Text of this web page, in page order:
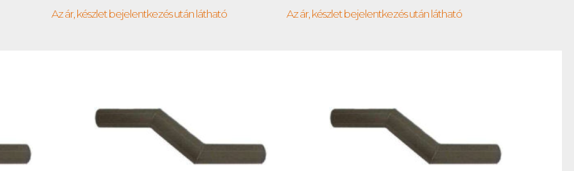
Az ár, készlet bejelentkezés után látható Az ár, készlet bejelentkezés után látható